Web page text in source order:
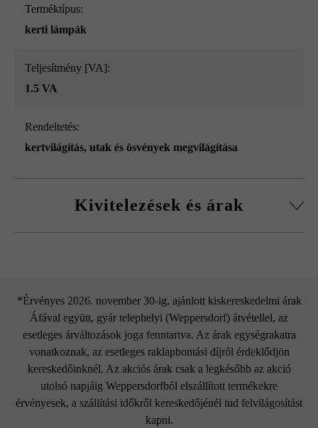
Terméktípus:
kerti lámpák
Teljesítmény [VA]:
1.5 VA
Rendeltetés:
kertvilágítás, utak és ösvények megvilágítása
Kivitelezések és árak
*Érvényes 2026. november 30-ig, ajánlott kiskereskedelmi árak
Áfával együtt, gyár telephelyi (Weppersdorf) átvétellel, az
esetleges árváltozások joga fenntartva. Az árak egységrakatra
vonatkoznak, az esetleges raklapbontási díjról érdeklődjön
kereskedőinknél. Az akciós árak csak a legkésőbb az akció
utolsó napjáig Weppersdorfból elszállított termékekre
érvényesek, a szállítási időkről kereskedőjénél tud felvilágosítást
kapni.